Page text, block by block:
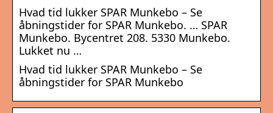
Hvad tid lukker SPAR Munkebo – Se
åbningstider for SPAR Munkebo. … SPAR
Munkebo. Bycentret 208. 5330 Munkebo.
Lukket nu …
Hvad tid lukker SPAR Munkebo – Se
åbningstider for SPAR Munkebo